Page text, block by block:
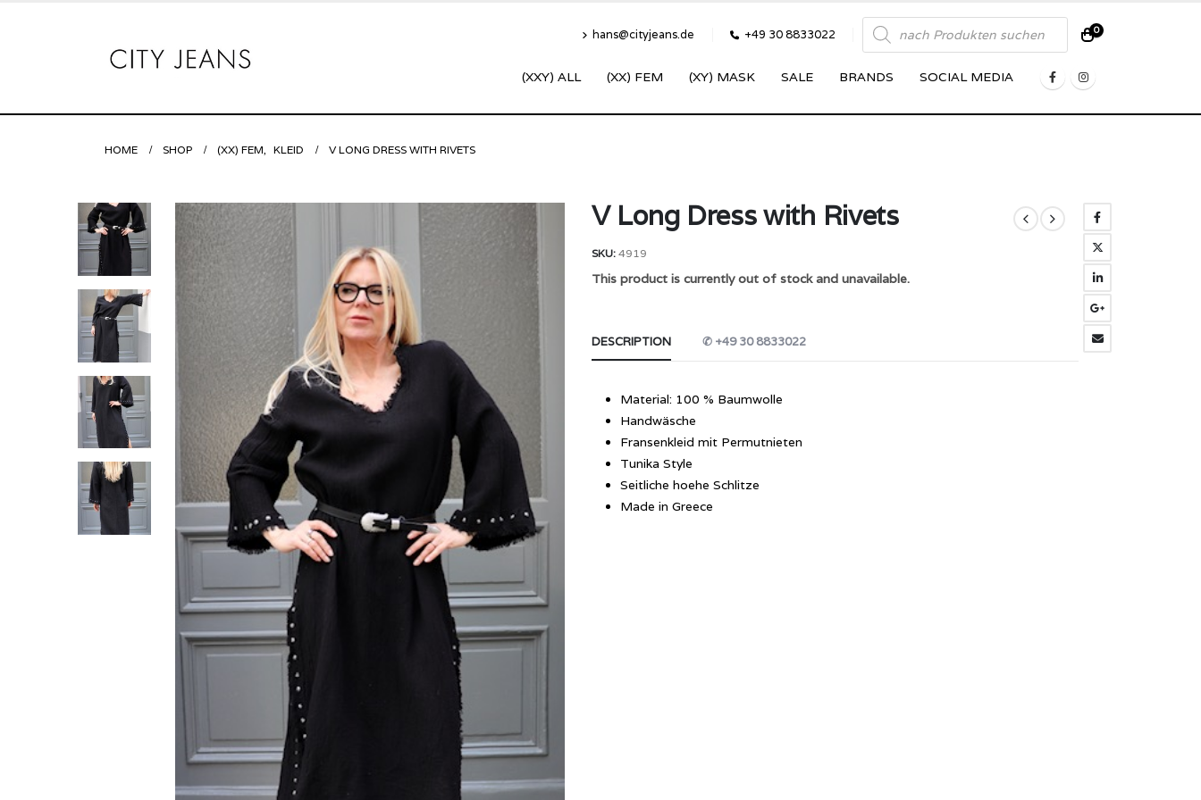
hans@cityjeans.de +49 30 8833022
Products
search 0
(XXY) ALL (XX) FEM (XY) MASK SALE BRANDS SOCIAL MEDIA
HOME SHOP (XX) FEM, KLEID V LONG DRESS WITH RIVETS
V Long Dress with Rivets
SKU: 4919
This product is currently out of stock and unavailable.
DESCRIPTION ✆ +49 30 8833022
Material: 100 % Baumwolle
Handwäsche
Fransenkleid mit Permutnieten
Tunika Style
Seitliche hoehe Schlitze
Made in Greece